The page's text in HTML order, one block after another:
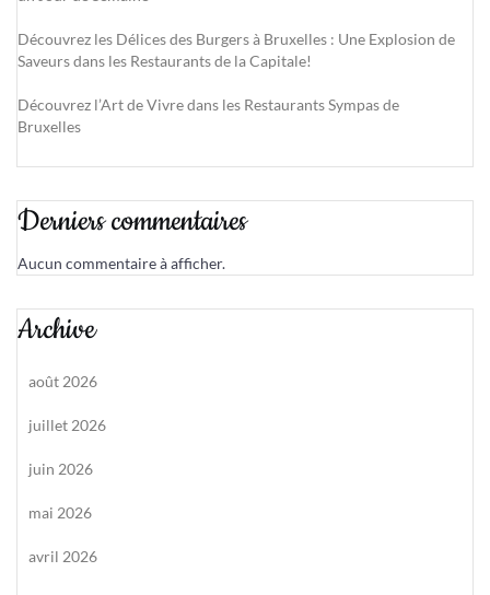
Découvrez les Délices des Burgers à Bruxelles : Une Explosion de
Saveurs dans les Restaurants de la Capitale!
Découvrez l’Art de Vivre dans les Restaurants Sympas de
Bruxelles
Derniers commentaires
Aucun commentaire à afficher.
Archive
août 2026
juillet 2026
juin 2026
mai 2026
avril 2026